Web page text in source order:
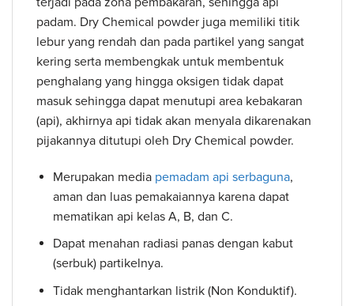
padam. Dry Chemical powder juga memiliki titik
lebur yang rendah dan pada partikel yang sangat
kering serta membengkak untuk membentuk
penghalang yang hingga oksigen tidak dapat
masuk sehingga dapat menutupi area kebakaran
(api), akhirnya api tidak akan menyala dikarenakan
pijakannya ditutupi oleh Dry Chemical powder.
Merupakan media pemadam api serbaguna,
aman dan luas pemakaiannya karena dapat
mematikan api kelas A, B, dan C.
Dapat menahan radiasi panas dengan kabut
(serbuk) partikelnya.
Tidak menghantarkan listrik (Non Konduktif).